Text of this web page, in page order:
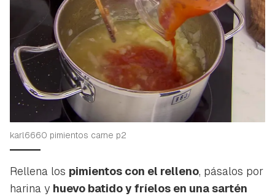
karl6660 pimientos carne p2
Rellena los pimientos con el relleno, pásalos por
harina y huevo batido y fríelos en una sartén